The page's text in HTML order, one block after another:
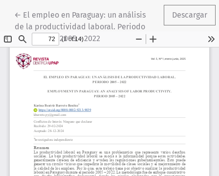
← Volver a los detalles del artículo
El empleo en Paraguay: un análisis
de la productividad laboral. Periodo
2005 – 2022
Descargar